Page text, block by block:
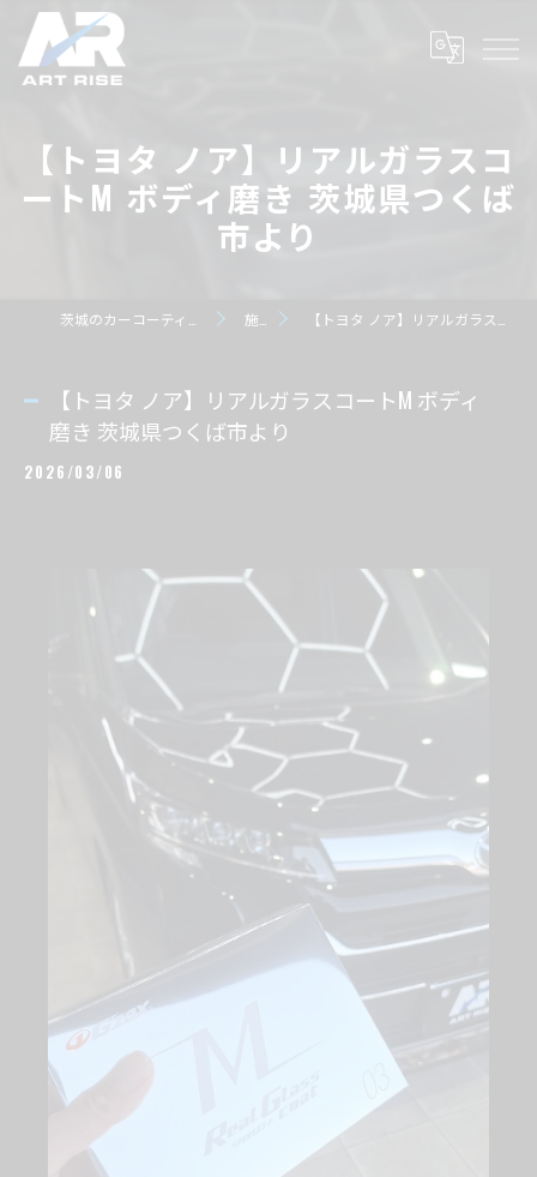
【トヨタ ノア】リアルガラスコ
ートM ボディ磨き 茨城県つくば
市より
施工事例 【トヨタ ノア】リアルガラスコートM ボディ磨き 茨城県つくば市より
【トヨタ ノア】リアルガラスコートM ボディ
磨き 茨城県つくば市より
2026/03/06